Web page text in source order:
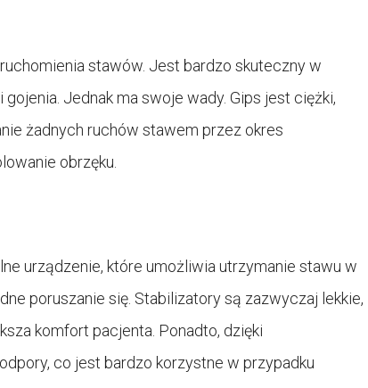
stawów. Jest bardzo skuteczny w
Jednak ma swoje wady. Gips jest ciężki,
żadnych ruchów stawem przez okres
obrzęku.
urządzenie, które umożliwia utrzymanie stawu w
poruszanie się. Stabilizatory są zazwyczaj lekkie,
komfort pacjenta. Ponadto, dzięki
co jest bardzo korzystne w przypadku